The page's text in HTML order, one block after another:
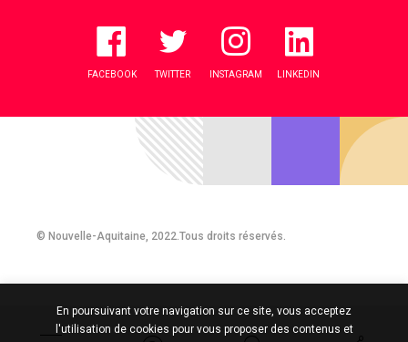
FACEBOOK TWITTER INSTAGRAM LINKEDIN
© Nouvelle-Aquitaine, 2022.Tous droits réservés.
En poursuivant votre navigation sur ce site, vous acceptez
l'utilisation de cookies pour vous proposer des contenus et